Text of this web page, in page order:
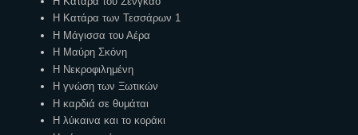
Η Κατάρα των Τεσσάρων 1
Η Μάγισσα του Αέρα
Η Μαύρη Σκόνη
Η Νεκροφιλημένη
Η γνώση των Ξωτικών
Η καρδιά σε θυμάται
Η λύκαινα και το κοράκι